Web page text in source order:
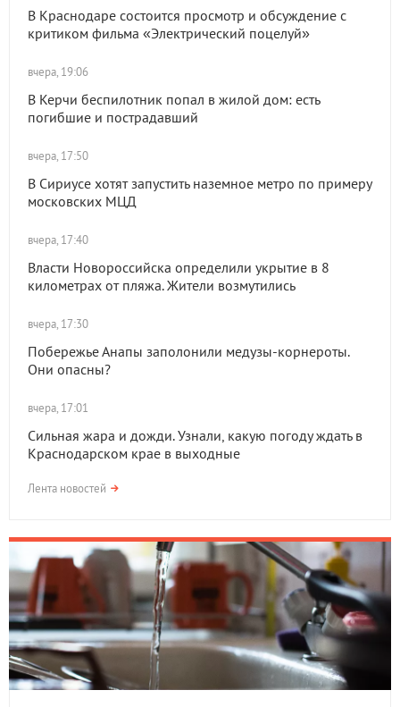
В Краснодаре состоится просмотр и обсуждение с
критиком фильма «Электрический поцелуй»
вчера, 19:06
В Керчи беспилотник попал в жилой дом: есть
погибшие и пострадавший
вчера, 17:50
В Сириусе хотят запустить наземное метро по примеру
московских МЦД
вчера, 17:40
Власти Новороссийска определили укрытие в 8
километрах от пляжа. Жители возмутились
вчера, 17:30
Побережье Анапы заполонили медузы-корнероты.
Они опасны?
вчера, 17:01
Сильная жара и дожди. Узнали, какую погоду ждать в
Краснодарском крае в выходные
Лента новостей